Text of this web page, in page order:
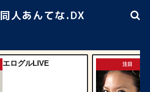
同人あんてな.DX
エログルLIVE 注目